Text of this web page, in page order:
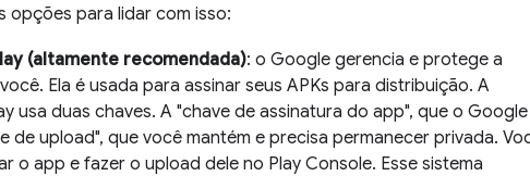
opções para lidar com isso:
(altamente recomendada): o Google gerencia e protege a
Ela é usada para assinar seus APKs para distribuição. A
usa duas chaves. A "chave de assinatura do app", que o Google
de upload", que você mantém e precisa permanecer privada.
o app e fazer o upload dele no Play Console. Esse sistema